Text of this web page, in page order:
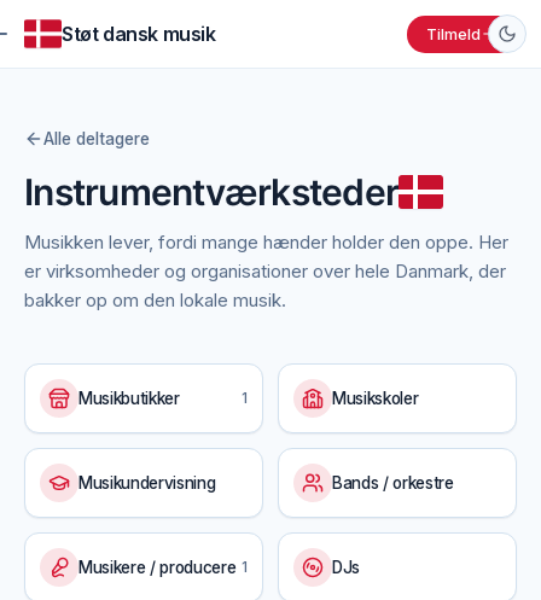
Støt dansk musik Tilmeld
Alle deltagere
Instrumentværksteder
Musikken lever, fordi mange hænder holder den oppe. Her
er virksomheder og organisationer over hele Danmark, der
bakker op om den lokale musik.
Musikbutikker 1 Musikskoler
Musikundervisning Bands / orkestre
Musikere / producere 1 DJs